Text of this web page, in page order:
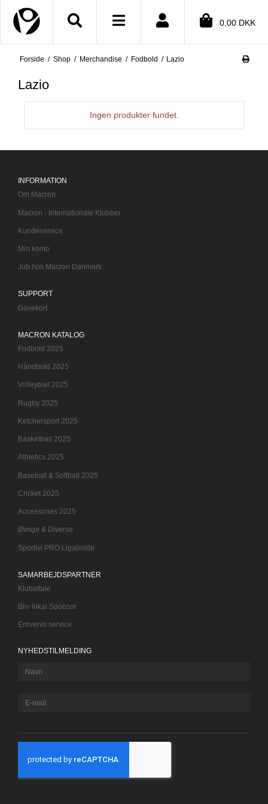
Close menu
(SHOP)
(INFORMATION)
(TEKSTER)
0,00 DKK
Forside / Shop / Merchandise / Fodbold / Lazio
Lazio
Ingen produkter fundet.
INFORMATION
Om Macron
Macron - Internationale Klubber
Kundeservice
Min konto
Job hos Macron Danmark
SUPPORT
Gavekort
MACRON KATALOG
Fodbold 2025
Håndbold 2025
Volleyball 2025
Rugby 2025
Ketchersport 2025
Basketball 2025
Athletics 2025
Baseball & Softball 2025
Cricket 2025
Accessories 2025
Øvrige & Diverse
Sportivi PRO Ligabolde
SAMARBEJDSPARTNER
Klubaftale
Bliv lokal Sponsor
Erhvervs service
NYHEDSTILMELDING